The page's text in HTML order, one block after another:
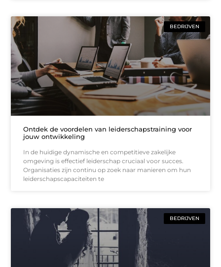
BEDRIJVEN
Ontdek de voordelen van leiderschapstraining voor
jouw ontwikkeling
In de huidige dynamische en competitieve zakelijke
omgeving is effectief leiderschap cruciaal voor succes.
Organisaties zijn continu op zoek naar manieren om hun
leiderschapscapaciteiten te
BEDRIJVEN